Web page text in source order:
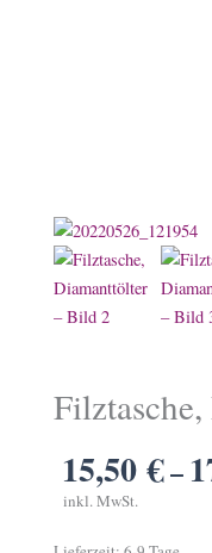
15,50€–
inkl. MwSt.